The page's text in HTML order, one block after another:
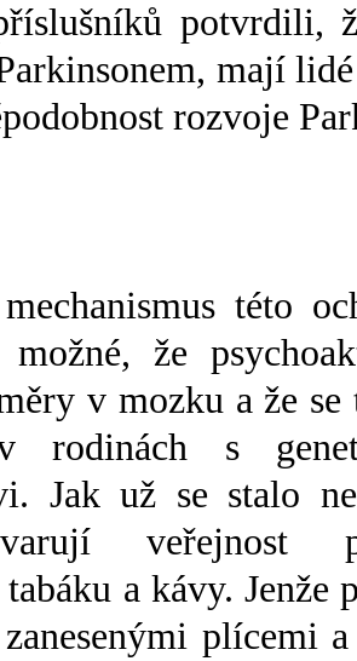
potvrdili,
mají
rozvoje
této
možné, že
v mozku a že
rodinách s
Jak už se stalo
veřejnost
a kávy. Jenže
plícemi